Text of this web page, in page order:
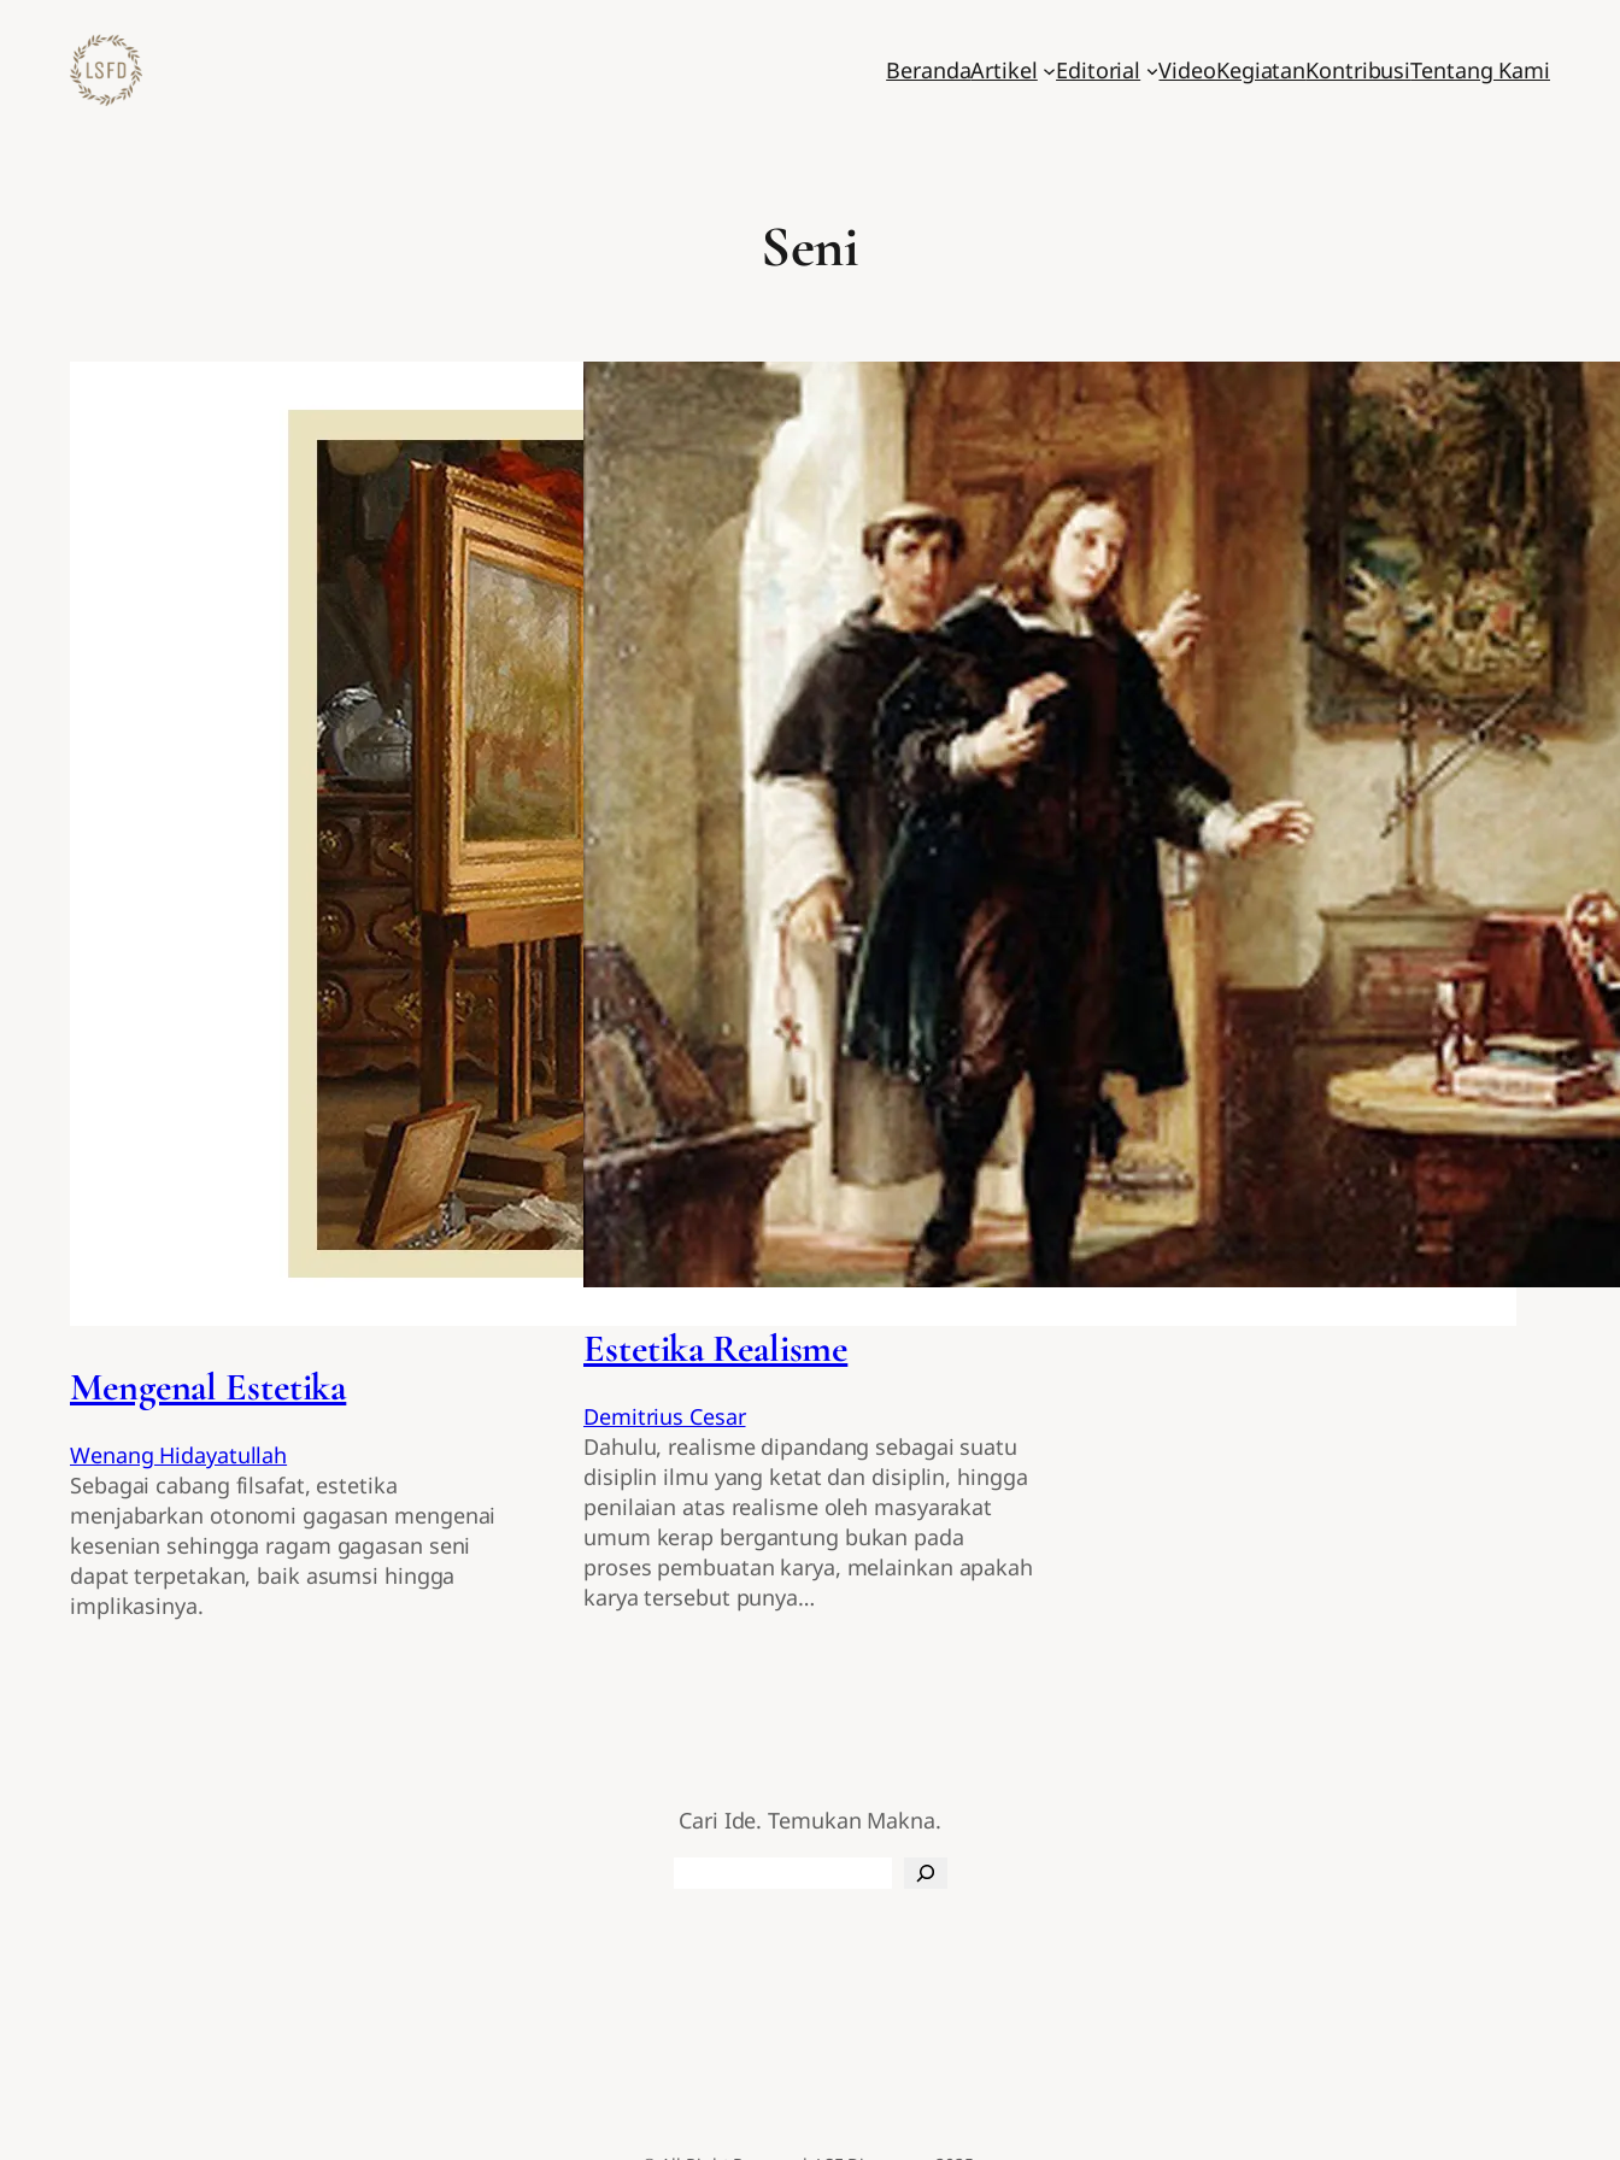
konten
BerandaArtikel Editorial VideoKegiatanKontribusiTentang Kami
Seni
Mengenal Estetika
Wenang Hidayatullah
Sebagai cabang filsafat, estetika
menjabarkan otonomi gagasan mengenai
kesenian sehingga ragam gagasan seni
dapat terpetakan, baik asumsi hingga
implikasinya.
Estetika Realisme
Demitrius Cesar
Dahulu, realisme dipandang sebagai suatu
disiplin ilmu yang ketat dan disiplin, hingga
penilaian atas realisme oleh masyarakat
umum kerap bergantung bukan pada
proses pembuatan karya, melainkan apakah
karya tersebut punya…
Cari Ide. Temukan Makna.